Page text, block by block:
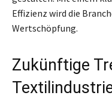
Effizienz wird die
Wertschöpfung.
Zukünftige